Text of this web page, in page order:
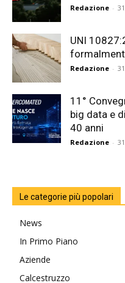
Redazione -
UNI
Redazione -
11°
big data e
40 anni
Redazione -
Le categorie più popolari
News
In Primo Piano
Aziende
Calcestruzzo